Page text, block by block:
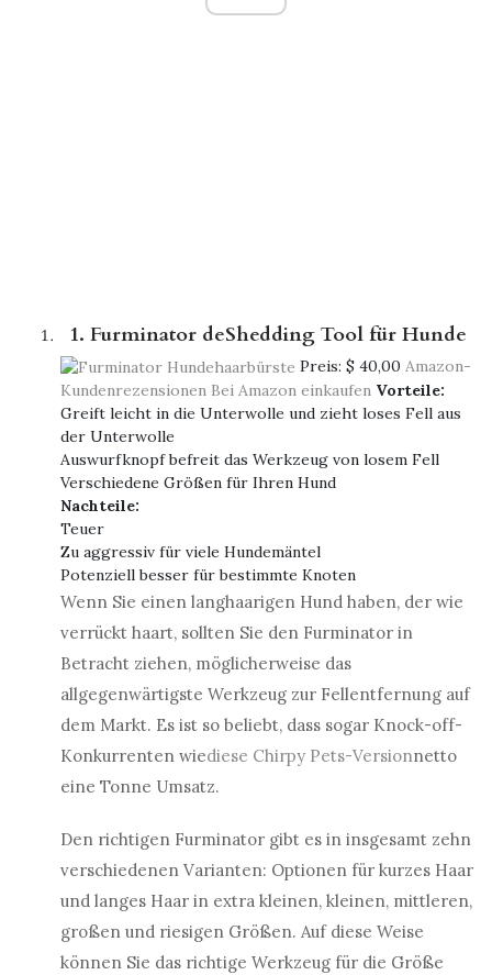
1. Furminator deShedding Tool für Hunde
Preis: $ 40,00 Amazon-
Kundenrezensionen Bei Amazon einkaufen Vorteile:
Greift leicht in die Unterwolle und zieht loses Fell aus
der Unterwolle
Auswurfknopf befreit das Werkzeug von losem Fell
Verschiedene Größen für Ihren Hund
Nachteile:
Teuer
Zu aggressiv für viele Hundemäntel
Potenziell besser für bestimmte Knoten
Wenn Sie einen langhaarigen Hund haben, der wie
verrückt haart, sollten Sie den Furminator in
Betracht ziehen, möglicherweise das
allgegenwärtigste Werkzeug zur Fellentfernung auf
dem Markt. Es ist so beliebt, dass sogar Knock-off-
Konkurrenten wiediese Chirpy Pets-Versionnetto
eine Tonne Umsatz.
Den richtigen Furminator gibt es in insgesamt zehn
verschiedenen Varianten: Optionen für kurzes Haar
und langes Haar in extra kleinen, kleinen, mittleren,
großen und riesigen Größen. Auf diese Weise
können Sie das richtige Werkzeug für die Größe